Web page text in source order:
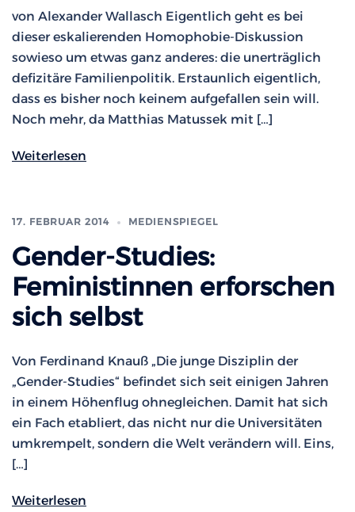
von Alexander Wallasch Eigentlich geht es bei
dieser eskalierenden Homophobie-Diskussion
sowieso um etwas ganz anderes: die unerträglich
defizitäre Familienpolitik. Erstaunlich eigentlich,
dass es bisher noch keinem aufgefallen sein will.
Noch mehr, da Matthias Matussek mit […]
Weiterlesen
17. FEBRUAR 2014 MEDIENSPIEGEL
Gender-Studies:
Feministinnen erforschen
sich selbst
Von Ferdinand Knauß „Die junge Disziplin der
„Gender-Studies“ befindet sich seit einigen Jahren
in einem Höhenflug ohnegleichen. Damit hat sich
ein Fach etabliert, das nicht nur die Universitäten
umkrempelt, sondern die Welt verändern will. Eins,
[…]
Weiterlesen